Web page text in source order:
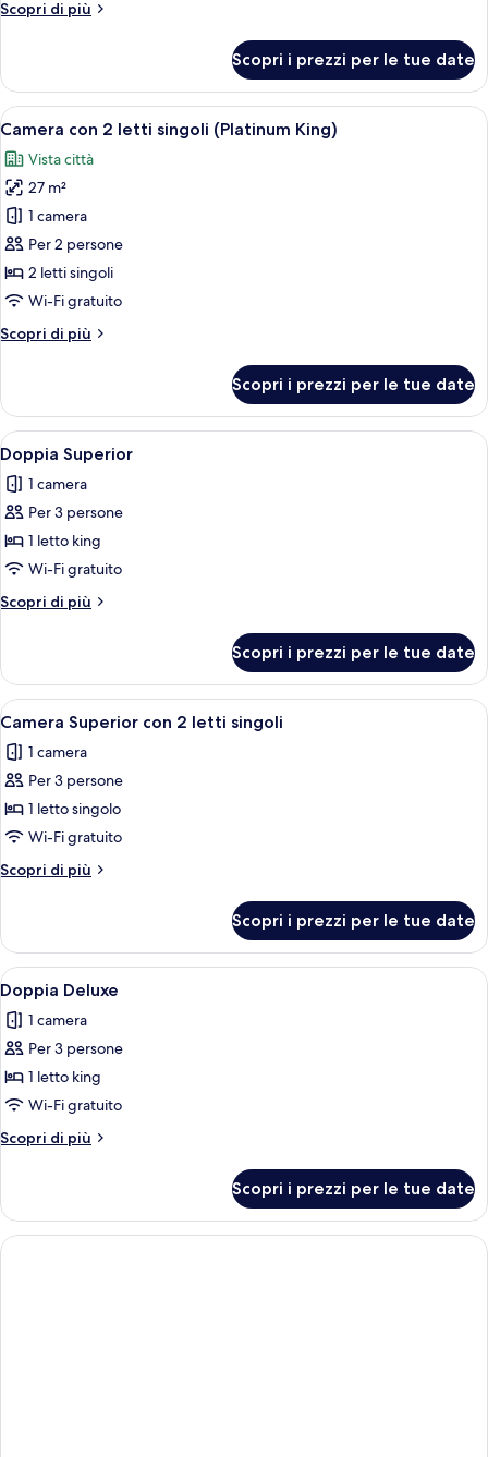
Scopri di più
Altri
doppia
(Platinum
King)
Scopri i prezzi per le tue date
Apri
tutte
le
foto
per
Camera
con
2
singoli
Una moderna camera d'hotel con
11
Camera con 2 letti singoli (Platinum King)
Vista città
27 m²
1 camera
Per 2 persone
2 letti singoli
Wi-Fi gratuito
Scopri di più
Altri
con
letti
singoli
(Platinum
King)
Scopri i prezzi per le tue date
Apri
tutte
le
foto
per
Doppia
Superior
Una camera d'albergo con un letto,
5
Doppia Superior
1 camera
Per 3 persone
1 letto king
Wi-Fi gratuito
Scopri di più
Altri
Superior
Scopri i prezzi per le tue date
Apri
tutte
le
foto
per
Camera
Superior
con
letti
singoli
Una camera d'albergo con due letti,
9
Camera Superior con 2 letti singoli
1 camera
Per 3 persone
1 letto singolo
Wi-Fi gratuito
Scopri di più
Altri
Superior
con
2
letti
singoli
Scopri i prezzi per le tue date
Apri
tutte
le
foto
per
Doppia
Deluxe
Una camera d'albergo con un'ampia
8
Doppia Deluxe
1 camera
Per 3 persone
1 letto king
Wi-Fi gratuito
Scopri di più
Altri
Deluxe
Scopri i prezzi per le tue date